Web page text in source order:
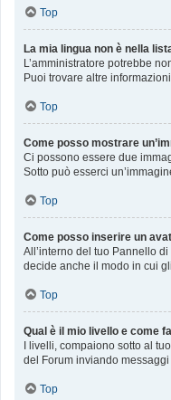
Top
La mia lingua non è nella
L’amministratore potrebbe
Puoi trovare altre
Top
Come posso mostrare
Ci possono essere due
Sotto può esserci
Top
Come posso inserire un
All’interno del tuo Pannello
decide anche il modo in cui
Top
Qual è il mio livello e come
I livelli, compaiono sotto al
del Forum inviando
Top